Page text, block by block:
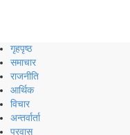
गृहपृष्ठ
समाचार
राजनीति
आर्थिक
विचार
अन्तर्वार्ता
प्रवास